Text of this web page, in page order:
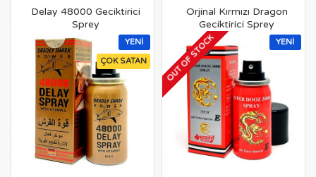
Delay 48000 Geciktirici
Sprey
YENI
ÇOK SATAN
Orjinal Kırmızı Dragon
Geciktirici Sprey
YENI
OUT OF STOCK